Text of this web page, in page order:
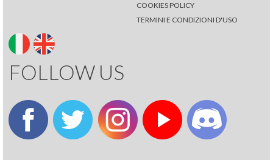
COOKIES POLICY
TERMINI E CONDIZIONI D'USO
FOLLOW US